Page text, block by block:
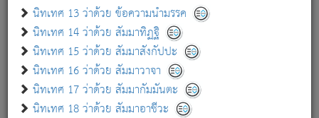
นิทเทศ 13 ว่าด้วย ข้อความนำมรรค
นิทเทศ 14 ว่าด้วย สัมมาทิฏฐิ
นิทเทศ 15 ว่าด้วย สัมมาสังกัปปะ
นิทเทศ 16 ว่าด้วย สัมมาวาจา
นิทเทศ 17 ว่าด้วย สัมมากัมมันตะ
นิทเทศ 18 ว่าด้วย สัมมาอาชีวะ
เกี่ยวกับธรรมโฆษณ์ออนไลน์ (Disclaimer)
แม้ระบบ "ธรรมโฆษณ์ออนไลน์" พยายามปรับปรุงข้อมูลให้ถูกต้องมากที่สุด
ผู้ศึกษาก็พึงตรวจสอบกับตัวเล่มหนังสือต้นฉบับ ที่มีการพิมพ์ครั้งล่าสุด
ก่อนนำข้อมูลไปใช้ในการอ้างอิง"
เกี่ยวกับอัตถจารี|เกี่ยวกับการพัฒนา|แจ้งข้อผิดพลาด / แนะนำ